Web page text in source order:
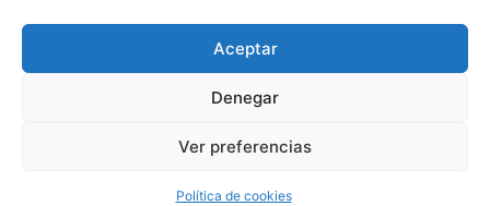
Aceptar
Denegar
Ver preferencias
Política de cookies
© 2026 Todos los derechos reservados. Culturamanía